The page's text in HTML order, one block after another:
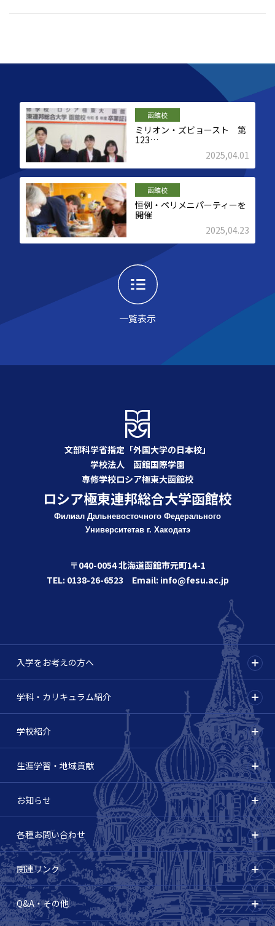
函館校
ミリオン・ズビョースト 第
123…
2025,04.01
一覧表示
函館校
恒例・ペリメニパーティーを
開催
2025,04.23
文部科学省指定「外国大学の日本校」
学校法人 函館国際学園
専修学校ロシア極東大函館校
ロシア極東連邦総合大学函館校
Филиал Дальневосточного Федерального
Университетав г. Хакодатэ
〒040-0054 北海道函館市元町14-1
TEL: 0138-26-6523 Email: info@fesu.ac.jp
入学をお考えの方へ
学科・カリキュラム紹介
学校紹介
生涯学習・地域貢献
お知らせ
各種お問い合わせ
関連リンク
Q&A・その他